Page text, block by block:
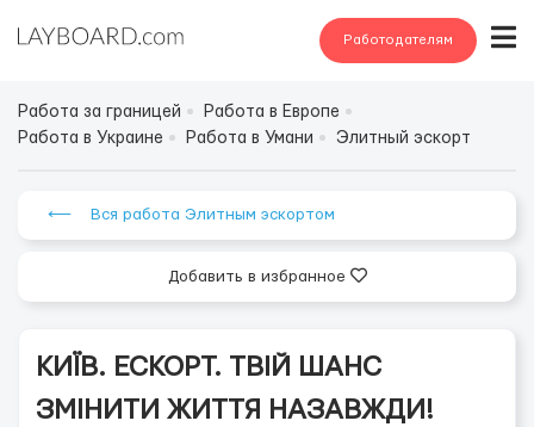
Работодателям
Работа за границей
Работа в Европе
Работа в Украине
Работа в Умани Элитный эскорт
⟵ Вся работа Элитным эскортом
Добавить в избранное
КИЇВ. ЕСКОРТ. ТВІЙ ШАНС
ЗМІНИТИ ЖИТТЯ НАЗАВЖДИ!